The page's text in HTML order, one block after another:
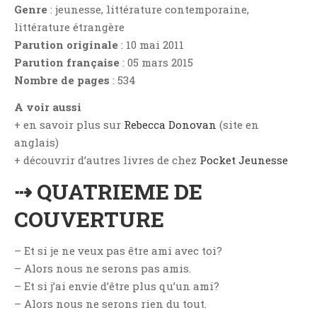
Biographie Fictionnelle
Bit-Lit
C'est Lundi, Que Lisez-Vous ?
Chick-Lit
Classique
Comédie
Concours
Contemporain
Coup De Coeur
Dark Erotica
Genre : jeunesse, littérature contemporaine,
littérature étrangère
Parution originale : 10 mai 2011
Parution française : 05 mars 2015
Nombre de pages : 534
A voir aussi
+ en savoir plus sur Rebecca Donovan (site en
anglais)
+ découvrir d’autres livres de chez Pocket Jeunesse
⇢ QUATRIEME DE
COUVERTURE
– Et si je ne veux pas être ami avec toi?
– Alors nous ne serons pas amis.
– Et si j’ai envie d’être plus qu’un ami?
– Alors nous ne serons rien du tout.